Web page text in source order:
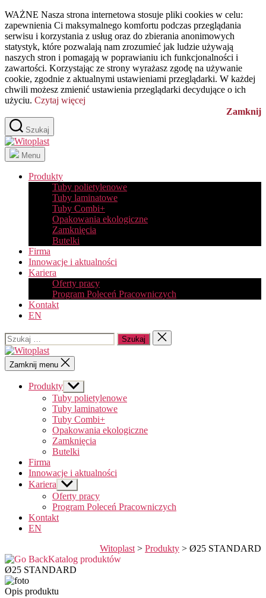
Przejdź
do
treści
WAŻNE Nasza strona internetowa stosuje pliki cookies w celu:
zapewnienia Ci maksymalnego komfortu podczas przeglądania
serwisu i korzystania z usług oraz do zbierania anonimowych
statystyk, które pozwalają nam zrozumieć jak ludzie używają
naszych stron i pomagają w poprawianiu ich funkcjonalności i
zawartości. Korzystając ze strony wyrażasz zgodę na używanie
cookie, zgodnie z aktualnymi ustawieniami przeglądarki. W każdej
chwili możesz zmienić ustawienia przeglądarki decydujące o ich
użyciu. Czytaj więcej
Zamknij
Szukaj
Witoplast
Menu
Produkty
Tuby polietylenowe
Tuby laminatowe
Tuby Combi+
Opakowania ekologiczne
Zamknięcia
Butelki
Firma
Innowacje i aktualności
Kariera
Oferty pracy
Program Poleceń Pracowniczych
Kontakt
EN
Szukaj:
Zamknij
wyszukiwanie
Witoplast
Zamknij menu
Produkty Pokaż
podmenu
Tuby polietylenowe
Tuby laminatowe
Tuby Combi+
Opakowania ekologiczne
Zamknięcia
Butelki
Firma
Innowacje i aktualności
Kariera Pokaż
podmenu
Oferty pracy
Program Poleceń Pracowniczych
Kontakt
EN
Witoplast > Produkty > Ø25 STANDARD
Katalog produktów
Ø25 STANDARD
Opis produktu